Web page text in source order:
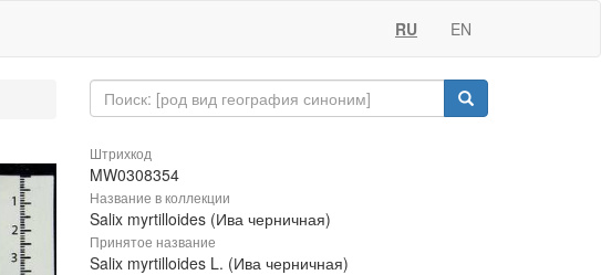
RU EN
Штрихкод
MW0308354
Название в коллекции
Salix myrtilloides (Ива черничная)
Принятое название
Salix myrtilloides L. (Ива черничная)